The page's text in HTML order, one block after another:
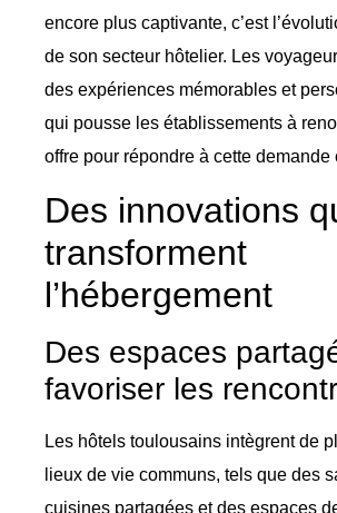
encore plus captivante, c’est
de son secteur hôtelier. Les
des expériences mémorables et
qui pousse les établissements à
offre pour répondre à cette demande
Des innovations
transforment
l’hébergement
Des espaces
favoriser les
Les hôtels toulousains intègrent de
lieux de vie communs, tels que des
cuisines partagées et des espaces